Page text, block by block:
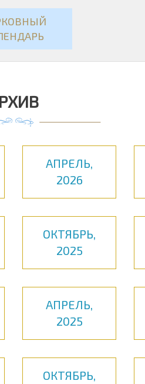
АПРЕЛЬ,
2026
ОКТЯБРЬ,
2025
АПРЕЛЬ,
2025
ОКТЯБРЬ,